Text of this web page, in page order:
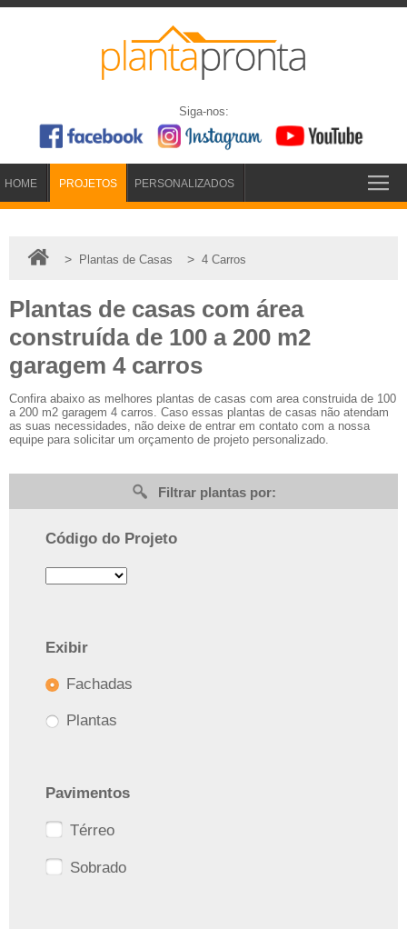
Siga-nos:
HOME PROJETOS PERSONALIZADOS
> Plantas de Casas > 4 Carros
Plantas de casas com área
construída de 100 a 200 m2
garagem 4 carros
Confira abaixo as melhores plantas de casas com area construida de 100
a 200 m2 garagem 4 carros. Caso essas plantas de casas não atendam
as suas necessidades, não deixe de entrar em contato com a nossa
equipe para solicitar um orçamento de projeto personalizado.
Filtrar plantas por:
Código do Projeto
Exibir
Fachadas
Plantas
Pavimentos
Térreo
Sobrado